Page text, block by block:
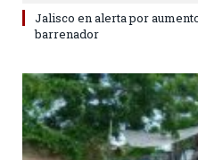
Jalisco en alerta por
barrenador